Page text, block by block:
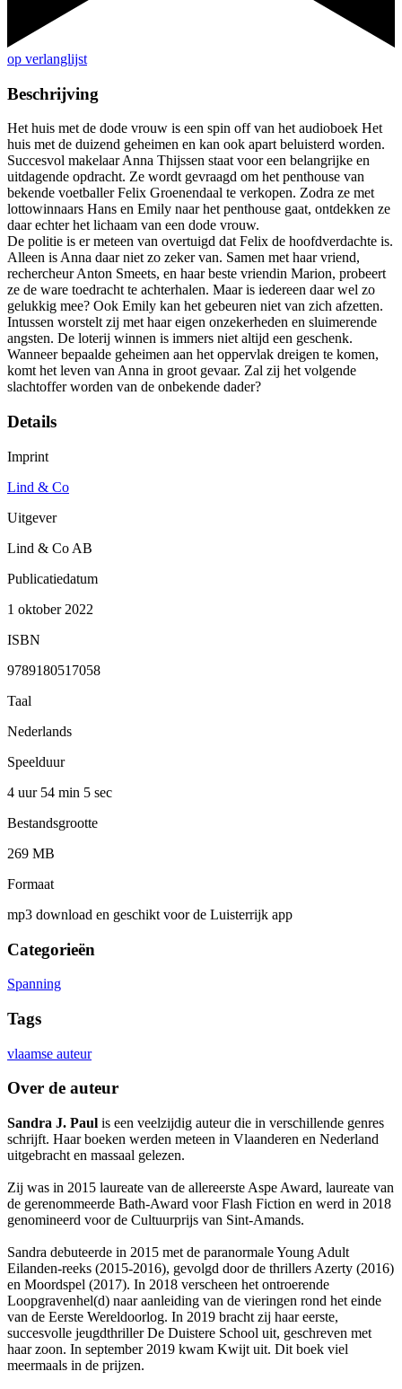
op verlanglijst
Beschrijving
Het huis met de dode vrouw is een spin off van het audioboek Het
huis met de duizend geheimen en kan ook apart beluisterd worden.
Succesvol makelaar Anna Thijssen staat voor een belangrijke en
uitdagende opdracht. Ze wordt gevraagd om het penthouse van
bekende voetballer Felix Groenendaal te verkopen. Zodra ze met
lottowinnaars Hans en Emily naar het penthouse gaat, ontdekken ze
daar echter het lichaam van een dode vrouw.
De politie is er meteen van overtuigd dat Felix de hoofdverdachte is.
Alleen is Anna daar niet zo zeker van. Samen met haar vriend,
rechercheur Anton Smeets, en haar beste vriendin Marion, probeert
ze de ware toedracht te achterhalen. Maar is iedereen daar wel zo
gelukkig mee? Ook Emily kan het gebeuren niet van zich afzetten.
Intussen worstelt zij met haar eigen onzekerheden en sluimerende
angsten. De loterij winnen is immers niet altijd een geschenk.
Wanneer bepaalde geheimen aan het oppervlak dreigen te komen,
komt het leven van Anna in groot gevaar. Zal zij het volgende
slachtoffer worden van de onbekende dader?
Details
Imprint
Lind & Co
Uitgever
Lind & Co AB
Publicatiedatum
1 oktober 2022
ISBN
9789180517058
Taal
Nederlands
Speelduur
4 uur 54 min 5 sec
Bestandsgrootte
269 MB
Formaat
mp3 download en geschikt voor de Luisterrijk app
Categorieën
Spanning
Tags
vlaamse auteur
Over de auteur
Sandra J. Paul is een veelzijdig auteur die in verschillende genres
schrijft. Haar boeken werden meteen in Vlaanderen en Nederland
uitgebracht en massaal gelezen.
Zij was in 2015 laureate van de allereerste Aspe Award, laureate van
de gerenommeerde Bath-Award voor Flash Fiction en werd in 2018
genomineerd voor de Cultuurprijs van Sint-Amands.
Sandra debuteerde in 2015 met de paranormale Young Adult
Eilanden-reeks (2015-2016), gevolgd door de thrillers Azerty (2016)
en Moordspel (2017). In 2018 verscheen het ontroerende
Loopgravenhel(d) naar aanleiding van de vieringen rond het einde
van de Eerste Wereldoorlog. In 2019 bracht zij haar eerste,
succesvolle jeugdthriller De Duistere School uit, geschreven met
haar zoon. In september 2019 kwam Kwijt uit. Dit boek viel
meermaals in de prijzen.